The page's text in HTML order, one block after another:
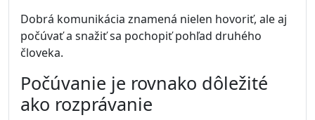
Dobrá komunikácia znamená nielen hovoriť, ale aj
počúvať a snažiť sa pochopiť pohľad druhého
človeka.
Počúvanie je rovnako dôležité
ako rozprávanie